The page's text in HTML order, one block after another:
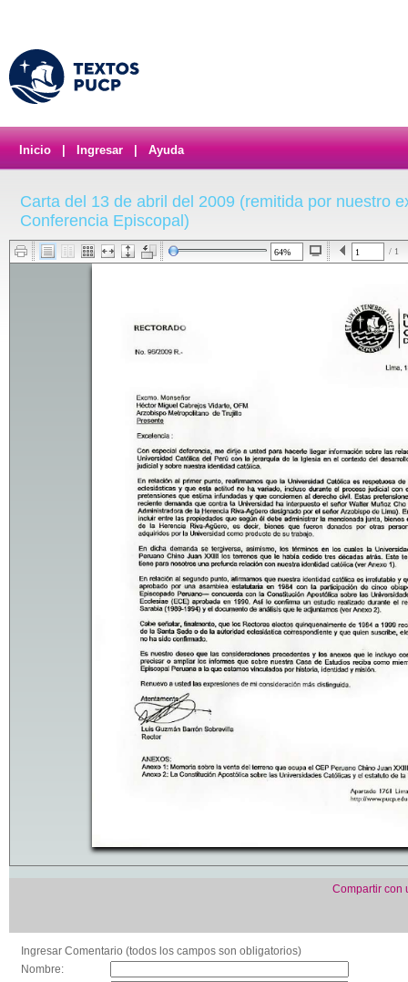
Inicio Ingresar Ayuda
Carta del 13 de abril del 2009 (remitida por nuestro
Conferencia Episcopal)
/ 1
Compartir con
Ingresar Comentario (todos los campos son obligatorios)
Nombre: